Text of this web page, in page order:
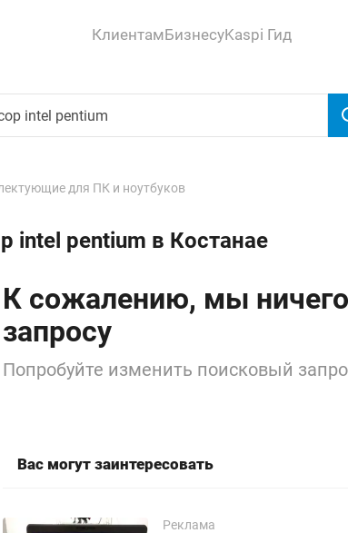
КлиентамБизнесуKaspi Гид
для ПК и ноутбуков
intel pentium в Костанае
К сожалению, мы
запросу
Попробуйте изменить поисковый
Вас могут заинтересовать
Реклама